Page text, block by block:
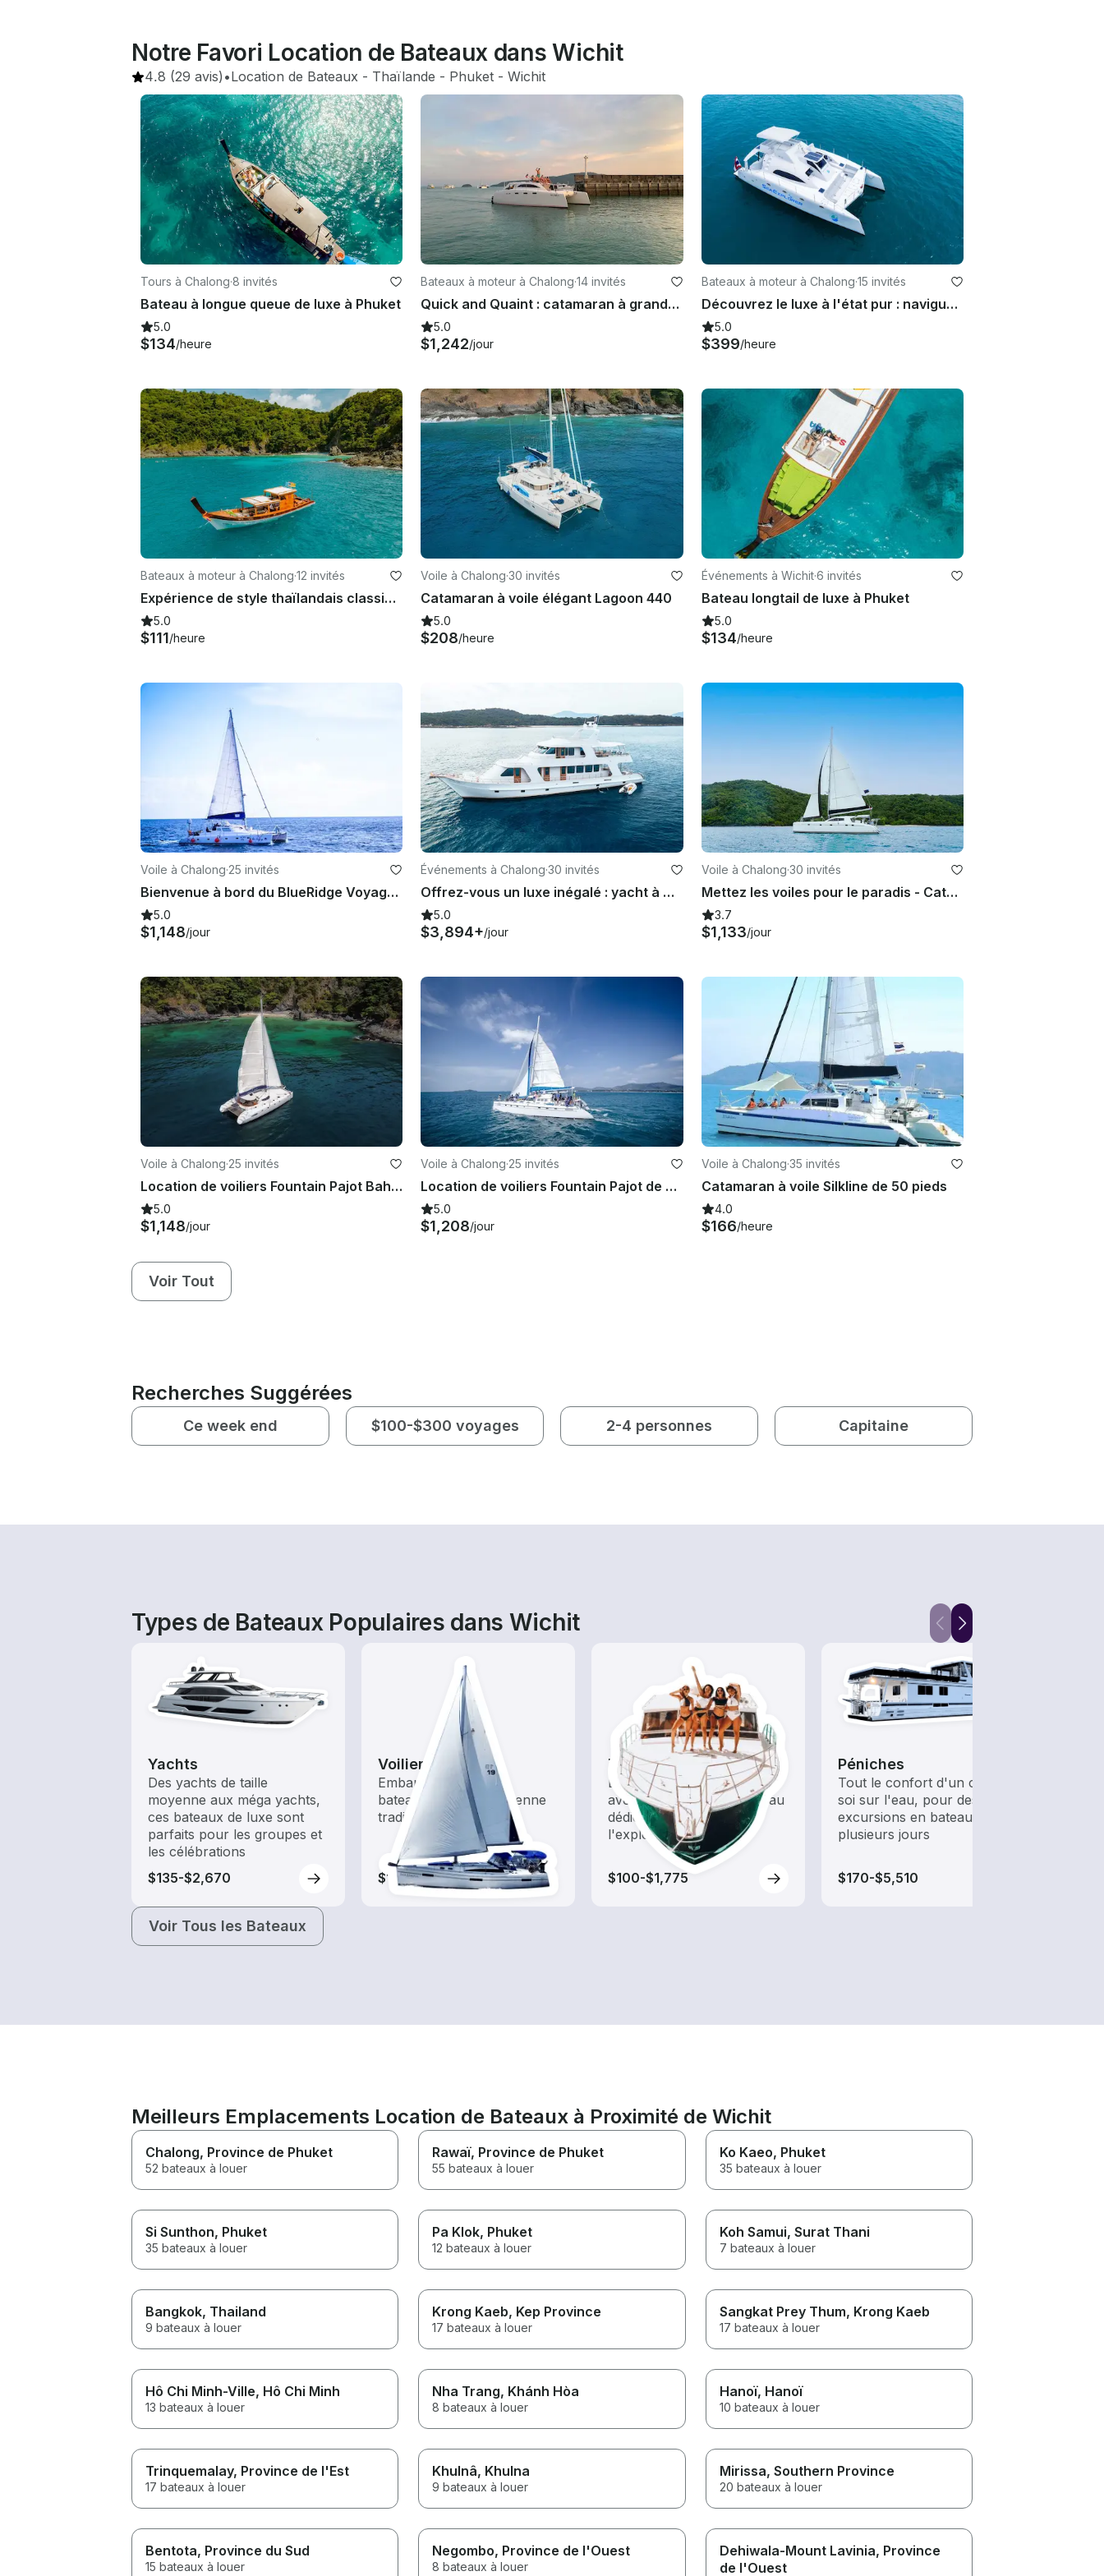
Notre Favori Location de Bateaux dans Wichit
4.8 (29 avis) •Location de Bateaux - Thaïlande - Phuket - Wichit
Tours à Chalong·8 invités
Bateau à longue queue de luxe à Phuket
5.0
$134/heure
Bateaux à moteur à Chalong·14 invités
Quick and Quaint : catamaran à grande vitesse pour des croisières d'une journée en Thaïlande
5.0
$1,242/jour
Bateaux à moteur à Chalong·15 invités
Découvrez le luxe à l'état pur : naviguez avec style à bord du Stealth 47 pieds Powercat
5.0
$399/heure
Bateaux à moteur à Chalong·12 invités
Expérience de style thaïlandais classique pour 6 à 10 personnes
5.0
$111/heure
Voile à Chalong·30 invités
Catamaran à voile élégant Lagoon 440
5.0
$208/heure
Événements à Wichit·6 invités
Bateau longtail de luxe à Phuket
5.0
$134/heure
Voile à Chalong·25 invités
Bienvenue à bord du BlueRidge Voyager 500 : réalisez vos rêves de navigation !
5.0
$1,148/jour
Événements à Chalong·30 invités
Offrez-vous un luxe inégalé : yacht à moteur de 90 pieds
5.0
$3,894+/jour
Voile à Chalong·30 invités
Mettez les voiles pour le paradis - Catamaran Nautitech de 47 pieds
3.7
$1,133/jour
Voile à Chalong·25 invités
Location de voiliers Fountain Pajot Bahia de 46 pieds au départ de Phuket
5.0
$1,148/jour
Voile à Chalong·25 invités
Location de voiliers Fountain Pajot de 56 pieds au départ de Phuket
5.0
$1,208/jour
Voile à Chalong·35 invités
Catamaran à voile Silkline de 50 pieds
4.0
$166/heure
Voir Tout
Recherches Suggérées
Ce week end $100-$300 voyages 2-4 personnes Capitaine
Types de Bateaux Populaires dans Wichit
Yachts
Des yachts de taille
moyenne aux méga yachts,
ces bateaux de luxe sont
parfaits pour les groupes et
les célébrations
$135-$2,670
Voiliers
Embarquez avec ces
bateaux à énergie éolienne
traditionnels
$145-$1,175
Tours
Explorez les eaux locales
avec une location de bateau
dédiée au tourisme et à
l'exploration
$100-$1,775
Péniches
Tout le confort d'un chez-
soi sur l'eau, pour des
excursions en bateau de
plusieurs jours
$170-$5,510
Voir Tous les Bateaux
Meilleurs Emplacements Location de Bateaux à Proximité de Wichit
Chalong, Province de Phuket
52 bateaux à louer
Rawaï, Province de Phuket
55 bateaux à louer
Ko Kaeo, Phuket
35 bateaux à louer
Si Sunthon, Phuket
35 bateaux à louer
Pa Klok, Phuket
12 bateaux à louer
Koh Samui, Surat Thani
7 bateaux à louer
Bangkok, Thailand
9 bateaux à louer
Krong Kaeb, Kep Province
17 bateaux à louer
Sangkat Prey Thum, Krong Kaeb
17 bateaux à louer
Hô Chi Minh-Ville, Hô Chi Minh
13 bateaux à louer
Nha Trang, Khánh Hòa
8 bateaux à louer
Hanoï, Hanoï
10 bateaux à louer
Trinquemalay, Province de l'Est
17 bateaux à louer
Khulnâ, Khulna
9 bateaux à louer
Mirissa, Southern Province
20 bateaux à louer
Bentota, Province du Sud
15 bateaux à louer
Negombo, Province de l'Ouest
8 bateaux à louer
Dehiwala-Mount Lavinia, Province
de l'Ouest